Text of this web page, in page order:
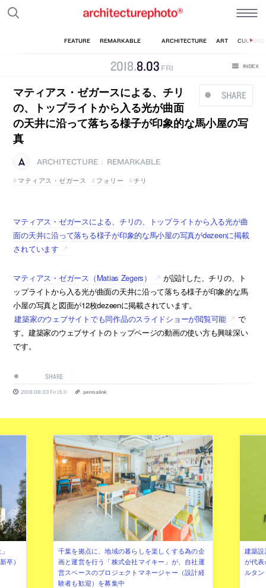
2018.8.03 FRI
SHARE
マティアス・ゼガースによる、チリ
の、トップライトから入る光が曲面
の天井に沿って落ちる様子が印象的な馬小屋の写
真
ARCHITECTURE
REMARKABLE
マティアス・ゼガース
フォリー チリ
マティアス・ゼガースによる、チリの、トップライトから入る光が曲
面の天井に沿って落ちる様子が印象的な馬小屋の写真がdezeenに掲載
されています
マティアス・ゼガース（Matias Zegers）
が設計した、チリの、ト
ップライトから入る光が曲面の天井に沿って落ちる様子が印象的な馬
小屋の写真と図面が12枚dezeenに掲載されています。
建築家のウェブサイトでも同作品のスライドショーが閲覧可能
で
す。建築家のウェブサイトのトップページの動画の使い方も興味深い
です。
SHARE
2018.08.03 Fri 15:11 permalink
卒）
千葉を拠点に、地域の暮らしを楽しくする為の企
画と運営を行う「株式会社マイキー」が、自社運
営スペースのプロジェクトマネージャー（設計経
験者も歓迎）を募集中
建築
が代
ルタ